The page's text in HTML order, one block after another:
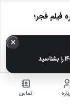
فیلم فجر؛
فیلم فجر
×
تماس